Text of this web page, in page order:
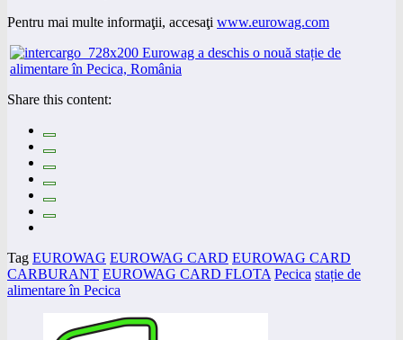
Pentru mai multe informaţii, accesaţi www.eurowag.com
Share this content:
Tag EUROWAG EUROWAG CARD EUROWAG CARD
CARBURANT EUROWAG CARD FLOTA Pecica stație de
alimentare în Pecica